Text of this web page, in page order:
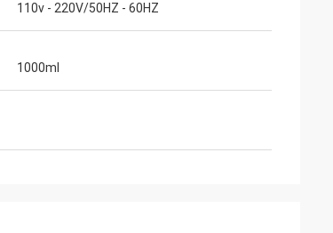
110v - 220V/50HZ - 60HZ
1000ml